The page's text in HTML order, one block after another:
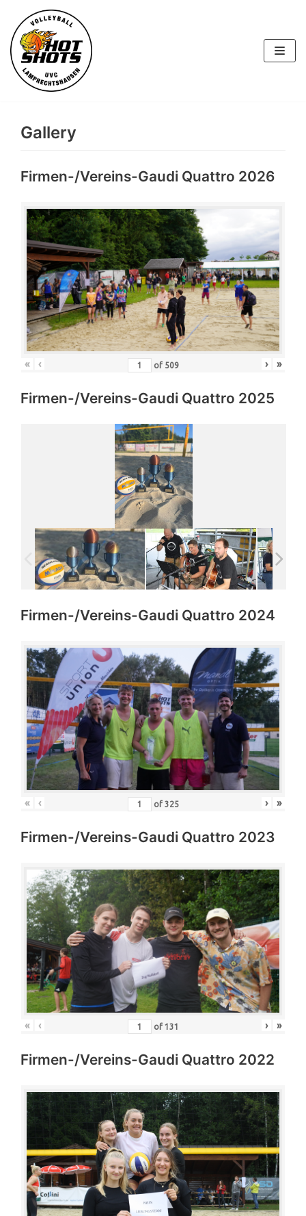
Skip
to
content
Gallery
Firmen-/Vereins-Gaudi Quattro 2026
« ‹ of 509 › »
Firmen-/Vereins-Gaudi Quattro 2025
Firmen-/Vereins-Gaudi Quattro 2024
« ‹ of 325 › »
Firmen-/Vereins-Gaudi Quattro 2023
« ‹ of 131 › »
Firmen-/Vereins-Gaudi Quattro 2022